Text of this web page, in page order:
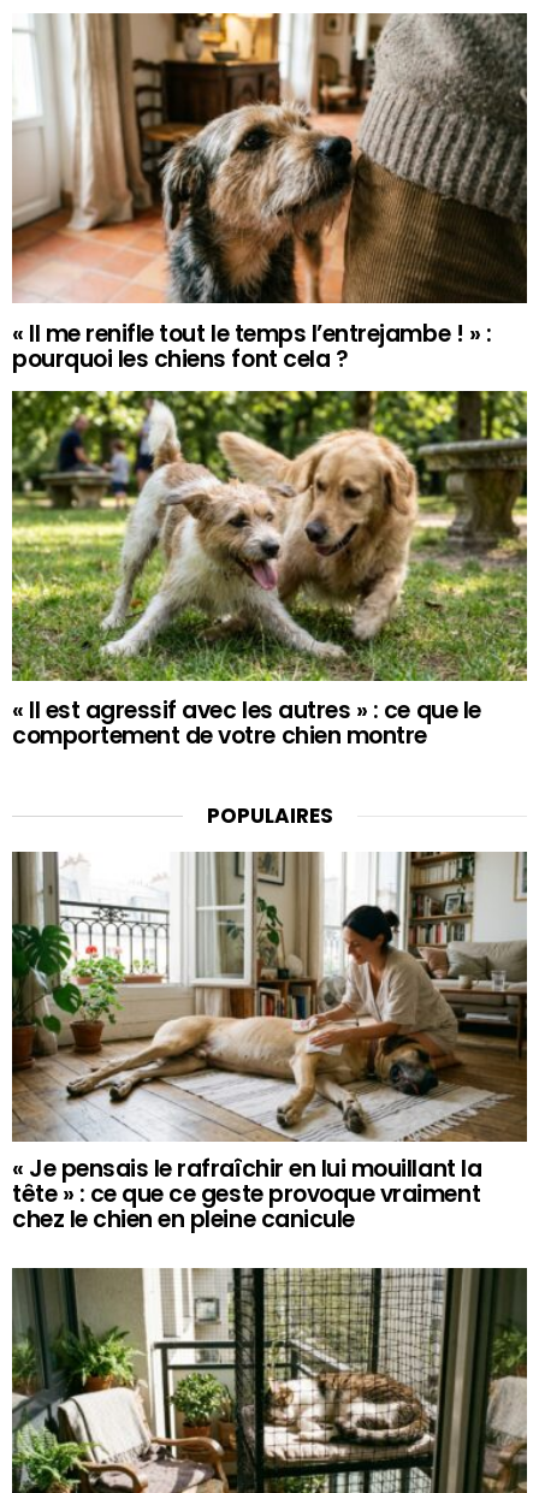
« Il me renifle tout le temps l’entrejambe ! » :
pourquoi les chiens font cela ?
« Il est agressif avec les autres » : ce que le
comportement de votre chien montre
POPULAIRES
« Je pensais le rafraîchir en lui mouillant la
tête » : ce que ce geste provoque vraiment
chez le chien en pleine canicule